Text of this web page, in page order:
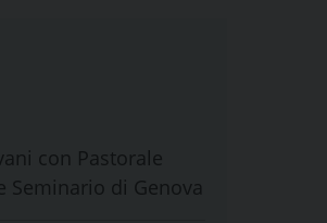
con Pastorale
Seminario di Genova